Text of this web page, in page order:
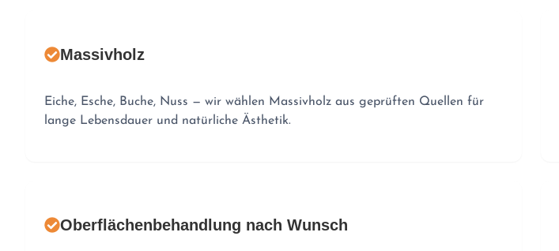
Massivholz
Eiche, Esche, Buche, Nuss — wir wählen Massivholz aus geprüften Quellen für
lange Lebensdauer und natürliche Ästhetik.
Oberflächenbehandlung nach Wunsch